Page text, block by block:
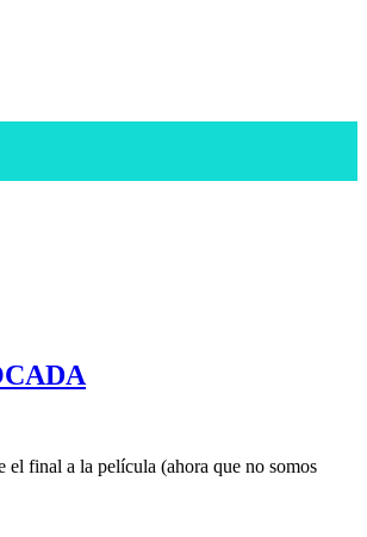
el final a la película (ahora que no somos